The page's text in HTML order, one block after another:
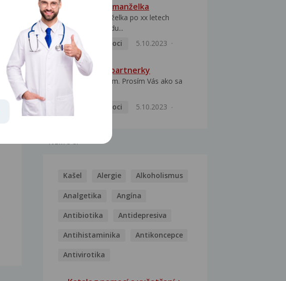
HPV pozitivní manželka
Dobrý den, manželka po xx letech
přivezla z Východu...
Pohlavní nemoci
5.10.2023
HPV typ 52 u partnerky
Dobrý deň prajem. Prosím Vás ako sa
Pohlavní nemoci
5.10.2023
NEMOCI
Kašel Alergie Alkoholismus
Analgetika Angína
Antibiotika Antidepresiva
Antihistaminika Antikoncepce
Antivirotika